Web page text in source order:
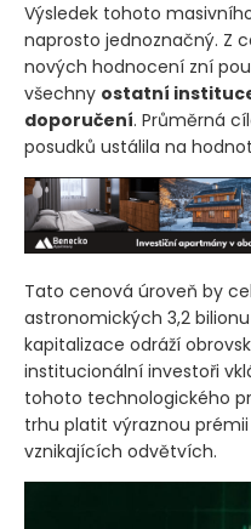
Výsledek tohoto
naprosto jednoznačný. Z
nových hodnocení zní
všechny ostatní
doporučení. Průměrná
posudků ustálila na
Tato cenová úroveň by
astronomických 3,2
kapitalizace odráží
institucionální investoři
tohoto technologického
trhu platit výraznou
vznikajících odvětvích.